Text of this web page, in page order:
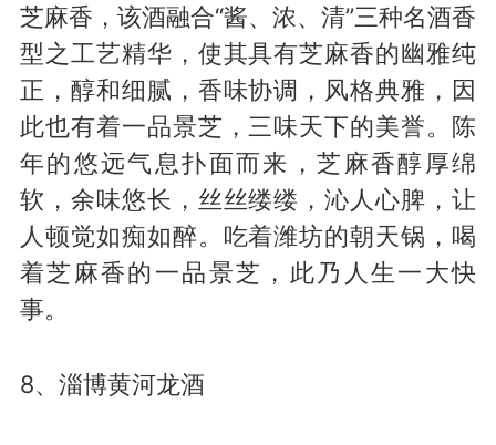
芝麻香，该酒融合“酱、浓、清”三种名酒香
型之工艺精华，使其具有芝麻香的幽雅纯
正，醇和细腻，香味协调，风格典雅，因
此也有着一品景芝，三味天下的美誉。陈
年的悠远气息扑面而来，芝麻香醇厚绵
软，余味悠长，丝丝缕缕，沁人心脾，让
人顿觉如痴如醉。吃着潍坊的朝天锅，喝
着芝麻香的一品景芝，此乃人生一大快
事。
8、淄博黄河龙酒